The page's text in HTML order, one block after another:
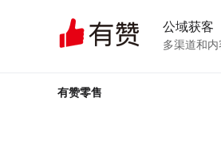
公域获客
多渠道和内
有赞零售